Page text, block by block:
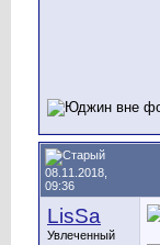
08.11.2018,
09:36
LisSa
Увлеченный